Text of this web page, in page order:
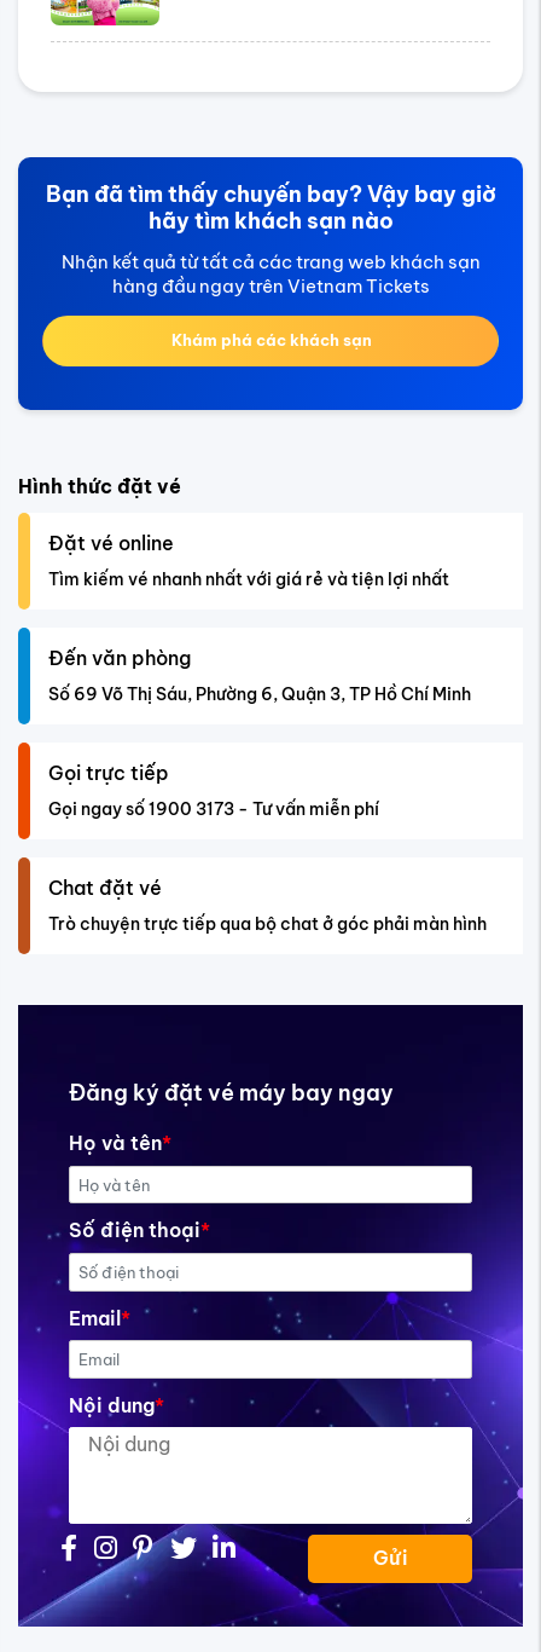
Bạn đã tìm thấy chuyến bay? Vậy bay giờ
hãy tìm khách sạn nào
Nhận kết quả từ tất cả các trang web khách sạn
hàng đầu ngay trên Vietnam Tickets
Khám phá các khách sạn
Hình thức đặt vé
Đặt vé online
Tìm kiếm vé nhanh nhất với giá rẻ và tiện lợi nhất
Đến văn phòng
Số 69 Võ Thị Sáu, Phường 6, Quận 3, TP Hồ Chí Minh
Gọi trực tiếp
Gọi ngay số 1900 3173 - Tư vấn miễn phí
Chat đặt vé
Trò chuyện trực tiếp qua bộ chat ở góc phải màn hình
Đăng ký đặt vé máy bay ngay
Họ và tên*
Số điện thoại*
Email*
Nội dung*
Gửi